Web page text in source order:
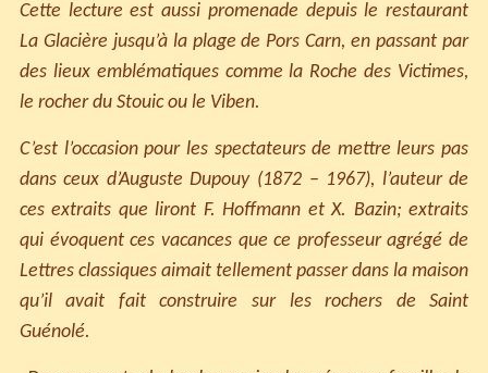
Cette lecture est aussi promenade depuis le restaurant
La Glacière jusqu’à la plage de Pors Carn, en passant par
des lieux emblématiques comme la Roche des Victimes,
le rocher du Stouic ou le Viben.
C’est l’occasion pour les spectateurs de mettre leurs pas
dans ceux d’Auguste Dupouy (1872 – 1967), l’auteur de
ces extraits que liront F. Hoffmann et X. Bazin; extraits
qui évoquent ces vacances que ce professeur agrégé de
Lettres classiques aimait tellement passer dans la maison
qu’il avait fait construire sur les rochers de Saint
Guénolé.